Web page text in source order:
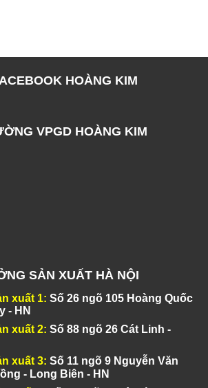
HOÀNG KIM
VPGD HOÀNG KIM
SẢN XUẤT HÀ NỘI
xuất 1: Số 26 ngõ 105 Hoàng Quốc
- HN
xuất 2: Số 88 ngõ 26 Cát Linh -
xuất 3: Số 11 ngõ 9 Nguyễn Văn
- Long Biên - HN